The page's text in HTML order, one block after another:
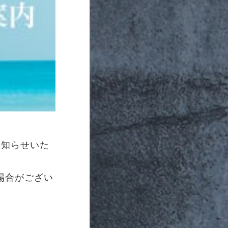
らせいた
合がござい